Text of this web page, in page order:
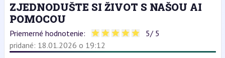
ZJEDNODUŠTE SI ŽIVOT S NAŠOU AI
POMOCOU
Priemerné hodnotenie: 5/ 5
pridané: 18.01.2026 o 19:12